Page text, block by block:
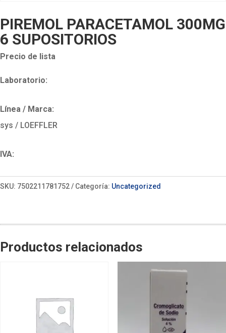
PIREMOL PARACETAMOL 300MG
6 SUPOSITORIOS
Precio de lista
Laboratorio:
Línea / Marca:
sys / LOEFFLER
IVA:
SKU: 7502211781752 Categoría: Uncategorized
Productos relacionados